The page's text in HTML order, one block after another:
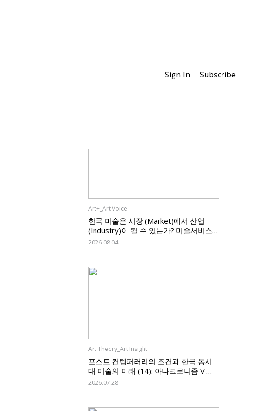
Sign In Subscribe
Art+_Art Voice
한국 미술은 시장 (Market)에서 산업
(Industry)이 될 수 있는가? 미술서비스
업 신고제가 던지는 질문, 그리고 한국 미
2026.08.04
Art Theory_Art Insight
포스트 컨템퍼러리의 조건과 한국 동시
대 미술의 미래 (14): 아나크로니즘 V —
한국 미술은 무엇을 남기고 무엇을 바꿀
2026.07.28